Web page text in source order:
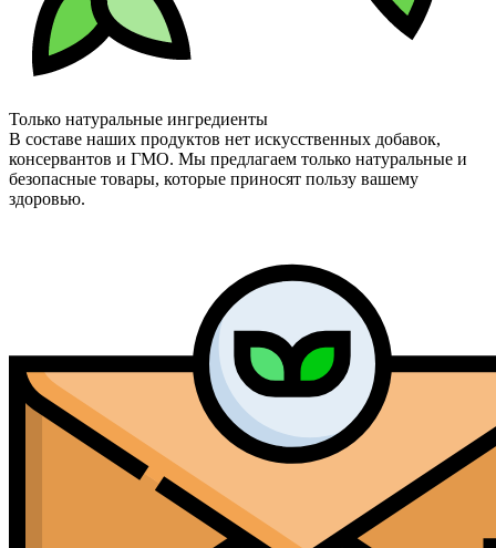
Только натуральные ингредиенты
В составе наших продуктов нет искусственных добавок,
консервантов и ГМО. Мы предлагаем только натуральные и
безопасные товары, которые приносят пользу вашему
здоровью.